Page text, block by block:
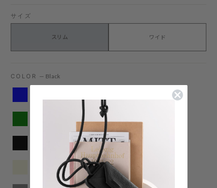
サイズ
スリム ワイド
COLOR — Black